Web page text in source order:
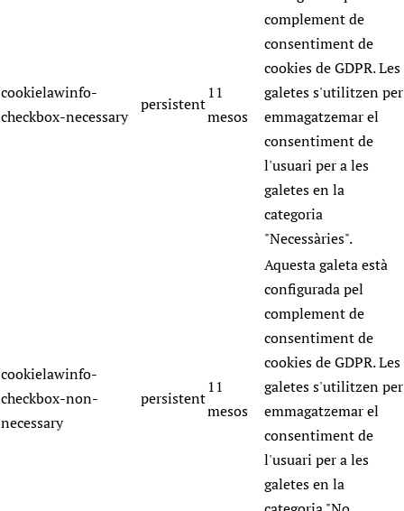
cookielawinfo-
checkbox-necessary
persistent
11
mesos
complement de
consentiment de
cookies de GDPR. Les
galetes s'utilitzen per
emmagatzemar el
consentiment de
l'usuari per a les
galetes en la
categoria
"Necessàries".
cookielawinfo-
checkbox-non-
necessary
persistent
11
mesos
Aquesta galeta està
configurada pel
complement de
consentiment de
cookies de GDPR. Les
galetes s'utilitzen per
emmagatzemar el
consentiment de
l'usuari per a les
galetes en la